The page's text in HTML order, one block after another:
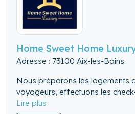
Home Sweet Home
Adresse : 73100 Aix-les-Bains
Nous préparons les logements
voyageurs, effectuons les
inventaire. Nous proposons un